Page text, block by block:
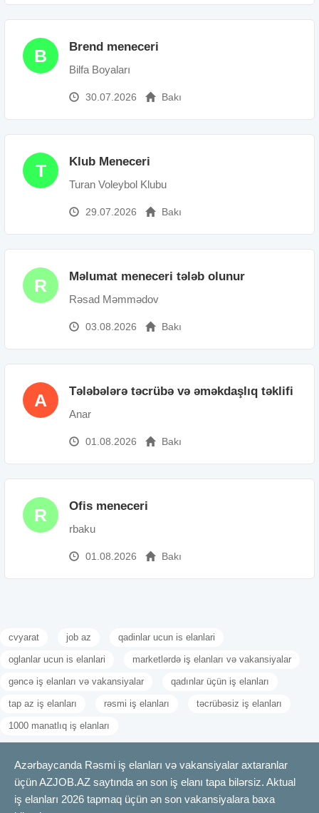
B Brend meneceri
Bilfa Boyaları
30.07.2026 Bakı
T Klub Meneceri
Turan Voleybol Klubu
29.07.2026 Bakı
R Məlumat meneceri tələb olunur
Rəsad Məmmədov
03.08.2026 Bakı
A Tələbələrə təcrübə və əməkdaşlıq təklifi
Anar
01.08.2026 Bakı
R Ofis meneceri
rbaku
01.08.2026 Bakı
cvyarat job az qadinlar ucun is elanlari
oglanlar ucun is elanlari marketlərdə iş elanları və vakansiyalar
gəncə iş elanları və vakansiyalar qadınlar üçün iş elanları
tap az iş elanları rəsmi iş elanları təcrübəsiz iş elanları
1000 manatlıq iş elanları
Azərbaycanda Rəsmi iş elanları və vakansiyalar axtaranlar
üçün AZJOB.AZ saytında ən son iş elanı tapa bilərsiz. Aktual
iş elanları 2026 tapmaq üçün ən son vakansiyalara baxa